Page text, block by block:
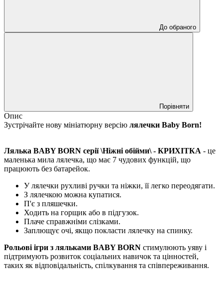
До обраного
Порівняти
Опис
Зустрічайте нову мініатюрну версію лялечки Baby Born!
Лялька BABY BORN серії \Ніжні обійми\ - КРИХІТКА - це
маленька мила лялечка, що має 7 чудових функцій, що
працюють без батарейок.
У лялечки рухливі ручки та ніжки, її легко переодягати.
З лялечкою можна купатися.
П'є з пляшечки.
Ходить на горщик або в підгузок.
Плаче справжніми слізками.
Заплющує очі, якщо покласти лялечку на спинку.
Рольові ігри з ляльками BABY BORN стимулюють уяву і
підтримують розвиток соціальних навичок та цінностей,
таких як відповідальність, спілкування та співпереживання.